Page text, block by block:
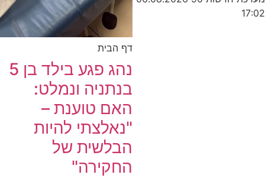
17:02
דף הבית
נהג פגע בילד בן 5
בנתניה ונמלט:
האם טוענת –
"נאלצתי להיות
הבלשית של
החקירה"